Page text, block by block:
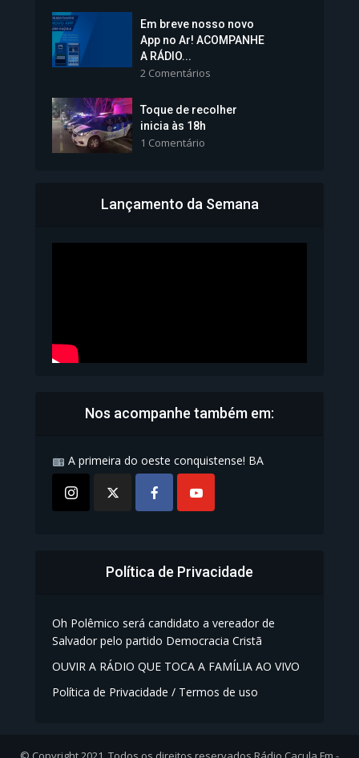
Vice-Prefeita Sheila Lemos
tomará posse nesta...
1.101 Modos de exibição
Bahia inicia emissão da
Em breve nosso novo
App no Ar! ACOMPANHE
A RÁDIO...
2 Comentários
Toque de recolher
inicia às 18h
1 Comentário
Lançamento da Semana
Nos acompanhe também em:
A primeira do oeste conquistense! BA
Política de Privacidade
Oh Polêmico será candidato a vereador de
Salvador pelo partido Democracia Cristã
OUVIR A RÁDIO QUE TOCA A FAMÍLIA AO VIVO
Política de Privacidade / Termos de uso